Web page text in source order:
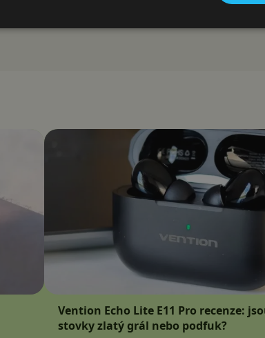
Vention Echo Lite E11 Pro recenze:
stovky zlatý grál nebo podfuk?